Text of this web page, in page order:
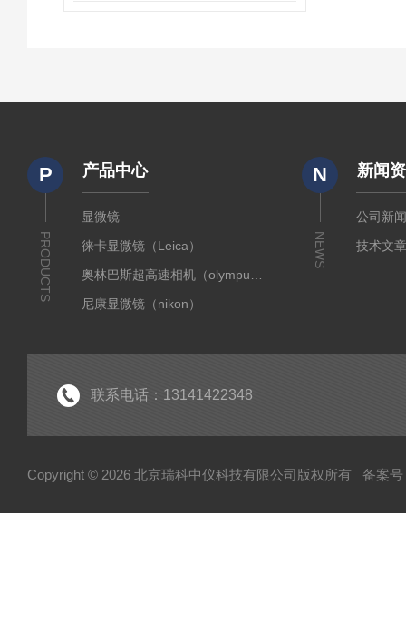
P
PRODUCTS
产品中心
显微镜
徕卡显微镜（Leica）
尼康显微镜（nikon）
国产朗研相机
小动物活体成像
N
NEWS
新闻
公司新
技术文
联系电话：13141422348
Copyright © 2026 北京瑞科中仪科技有限公司版权所有 备案号